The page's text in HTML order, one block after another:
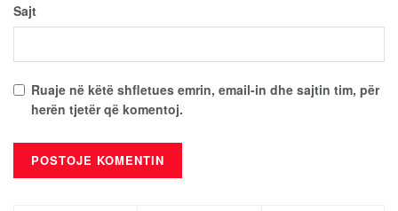
Sajt
Ruaje në këtë shfletues emrin, email-in dhe sajtin tim, për
herën tjetër që komentoj.